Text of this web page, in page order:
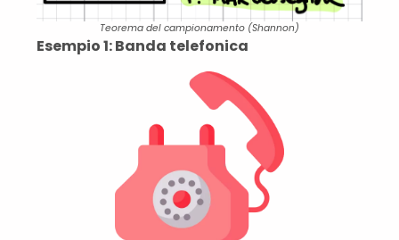
Teorema del campionamento (Shannon)
Esempio 1: Banda telefonica